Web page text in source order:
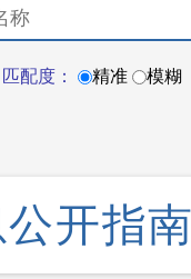
匹配度： 精准 模糊
公开指